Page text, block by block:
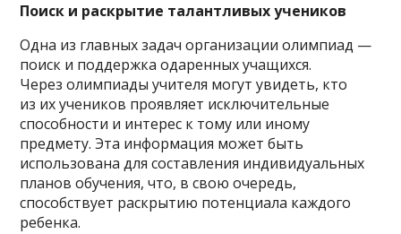
Поиск и раскрытие талантливых учеников
Одна из главных задач организации олимпиад —
поиск и поддержка одаренных учащихся.
Через олимпиады учителя могут увидеть, кто
из их учеников проявляет исключительные
способности и интерес к тому или иному
предмету. Эта информация может быть
использована для составления индивидуальных
планов обучения, что, в свою очередь,
способствует раскрытию потенциала каждого
ребенка.